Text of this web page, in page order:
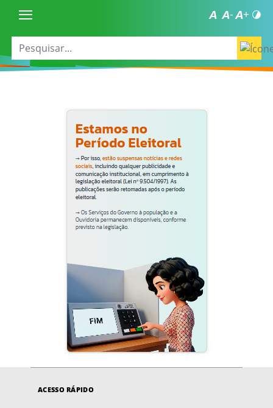
ACESSO RÁPIDO